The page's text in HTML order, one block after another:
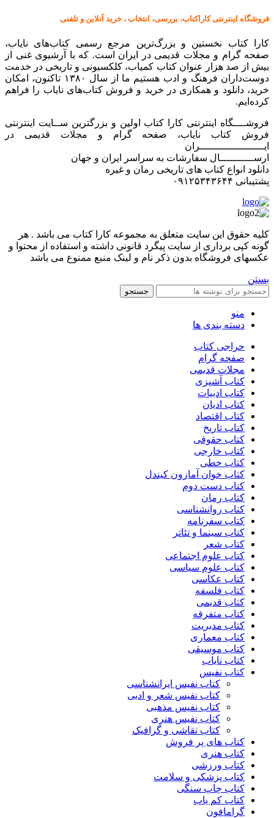
فروشگاه اینترنتی کاراکتاب، بررسی، انتخاب ، خرید آنلاین و تلفنی
کارا کتاب نخستین و بزرگ‌ترین مرجع رسمی کتاب‌های نایاب،
صفحه گرام و مجلات قدیمی در ایران است. که با آرشیوی غنی از
بیش از صد هزار عنوان کتاب کمیاب، کلکسیونی و تاریخی در خدمت
دوست‌داران فرهنگ و ادب هستیم ما از سال ۱۳۸۰ تاکنون، امکان
خرید، دانلود و همکاری در خرید و فروش کتاب‌های نایاب را فراهم
کرده‌ایم.
فروشــــگاه اینترنتی کارا کتاب اولین و بزرگترین ســایت اینترنتی
فروش کتاب نایاب، صفحه گرام و مجلات قدیمی در
ایـــــــــــــــــــــران
ارســـــــــــال سفارشات به سراسر ایران و جهان
دانلود انواع کتاب های تاریخی رمان و غیره
پشتیبانی ۰۹۱۲۵۳۴۳۶۴۴
کليه حقوق اين سايت متعلق به مجموعه کارا کتاب می باشد . هر
گونه کپی برداری از سایت پیگرد قانونی داشته و استفاده از محتوا و
عکسهای فروشگاه بدون ذکر نام و لینک منبع ممنوع می باشد
بستن
جستجو
منو
دسته بندی ها
حراجی کتاب
صفحه گرام
مجلات قدیمی
کتاب آشپزی
کتاب ادبیات
کتاب ادیان
کتاب اقتصاد
کتاب تاریخ
کتاب حقوقی
کتاب خارجی
کتاب خطی
کتاب خوان آمازون کیندل
کتاب دست دوم
کتاب رمان
کتاب روانشناسی
کتاب سفرنامه
کتاب سینما و تئاتر
کتاب شعر
کتاب علوم اجتماعی
کتاب علوم سیاسی
کتاب عکاسی
کتاب فلسفه
کتاب قدیمی
کتاب متفرقه
کتاب مدیریت
کتاب معماری
کتاب موسیقی
کتاب نایاب
کتاب نفیس
کتاب نفیس ایرانشناسی
کتاب نفیس شعر و ادبی
کتاب نفیس مذهبی
کتاب نفیس هنری
کتاب نقاشی و گرافیک
کتاب های پر فروش
کتاب هنری
کتاب ورزشی
کتاب پزشکی و سلامت
کتاب چاپ سنگی
کتاب کم یاب
گرامافون